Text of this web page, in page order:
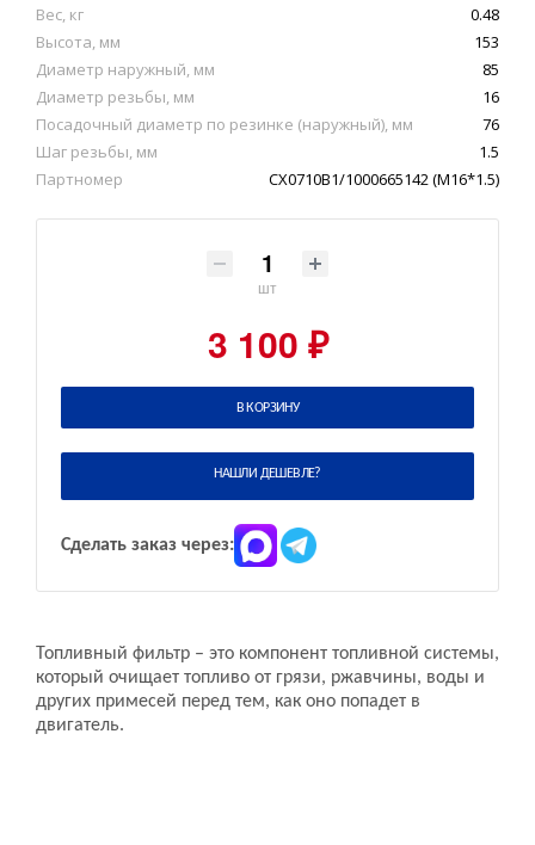
Вес, кг
0.48
Высота, мм
153
Диаметр наружный, мм
85
Диаметр резьбы, мм
16
Посадочный диаметр по резинке (наружный), мм
76
Шаг резьбы, мм
1.5
Партномер
CX0710B1/1000665142 (M16*1.5)
шт
3 100 ₽
В КОРЗИНУ
НАШЛИ ДЕШЕВЛЕ?
Сделать заказ через:
Топливный фильтр – это компонент топливной системы,
который очищает топливо от грязи, ржавчины, воды и
других примесей перед тем, как оно попадет в
двигатель.